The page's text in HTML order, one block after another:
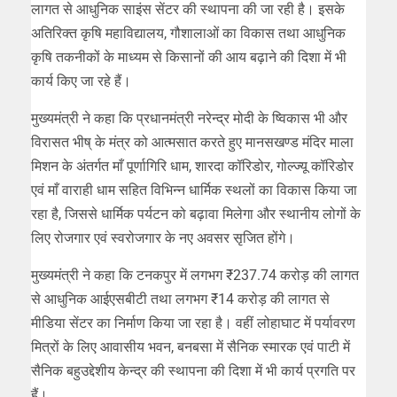
लागत से आधुनिक साइंस सेंटर की स्थापना की जा रही है। इसके
अतिरिक्त कृषि महाविद्यालय, गौशालाओं का विकास तथा आधुनिक
कृषि तकनीकों के माध्यम से किसानों की आय बढ़ाने की दिशा में भी
कार्य किए जा रहे हैं।
मुख्यमंत्री ने कहा कि प्रधानमंत्री नरेन्द्र मोदी के ष्विकास भी और
विरासत भीष् के मंत्र को आत्मसात करते हुए मानसखण्ड मंदिर माला
मिशन के अंतर्गत माँ पूर्णागिरि धाम, शारदा कॉरिडोर, गोल्ज्यू कॉरिडोर
एवं माँ वाराही धाम सहित विभिन्न धार्मिक स्थलों का विकास किया जा
रहा है, जिससे धार्मिक पर्यटन को बढ़ावा मिलेगा और स्थानीय लोगों के
लिए रोजगार एवं स्वरोजगार के नए अवसर सृजित होंगे।
मुख्यमंत्री ने कहा कि टनकपुर में लगभग ₹237.74 करोड़ की लागत
से आधुनिक आईएसबीटी तथा लगभग ₹14 करोड़ की लागत से
मीडिया सेंटर का निर्माण किया जा रहा है। वहीं लोहाघाट में पर्यावरण
मित्रों के लिए आवासीय भवन, बनबसा में सैनिक स्मारक एवं पाटी में
सैनिक बहुउद्देशीय केन्द्र की स्थापना की दिशा में भी कार्य प्रगति पर